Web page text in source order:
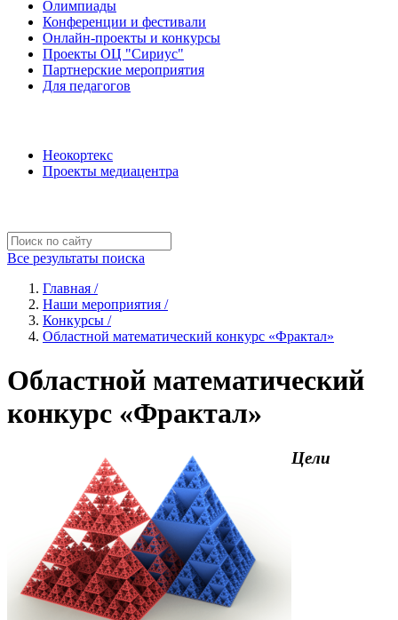
Олимпиады
Конференции и фестивали
Онлайн-проекты и конкурсы
Проекты ОЦ "Сириус"
Партнерские мероприятия
Для педагогов
Неокортекс
Проекты медиацентра
Все результаты поиска
Главная /
Наши мероприятия /
Конкурсы /
Областной математический конкурс «Фрактал»
Областной математический
конкурс «Фрактал»
Цели